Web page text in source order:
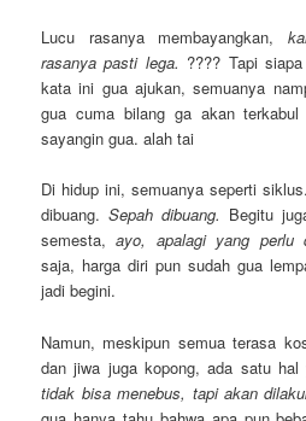
Lucu rasanya membayangkan,
rasanya pasti lega. ???? Tapi
kata ini gua ajukan, semuanya
gua cuma bilang ga akan
sayangin gua. alah tai
Di hidup ini, semuanya seperti
dibuang. Sepah dibuang. Begitu
semesta,ayo, apalagi yang perlu
saja, harga diri pun sudah gua
jadi begini.
Namun, meskipun semua terasa
dan jiwa juga kopong, ada satu
tidak bisa menebus, tapi akan